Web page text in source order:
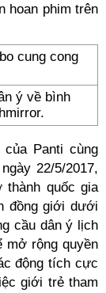
hoan phim trên
ý về bình
Panti cùng
22/5/2017,
thành quốc gia
đồng giới dưới
cầu dân ý lịch
mở rộng quyền
động tích cực
giới trẻ tham